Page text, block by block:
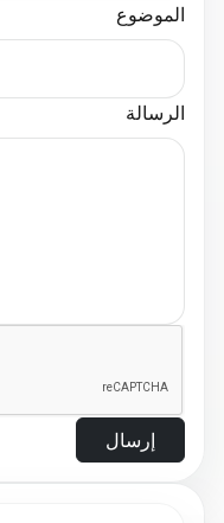
الموضوع
الرسالة
إرسال